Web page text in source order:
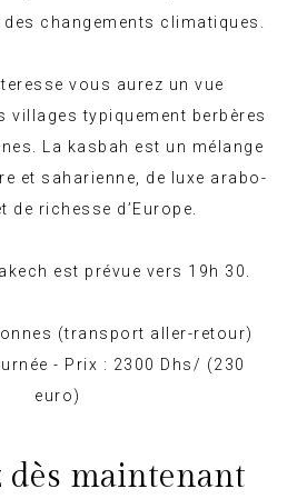
changements climatiques.
vous aurez un vue
villages typiquement berbères
La kasbah est un mélange
et saharienne, de luxe arabo-
de richesse d’Europe.
est prévue vers 19h 30.
(transport aller-retour)
- Prix : 2300 Dhs/ (230
euro)
dès maintenant